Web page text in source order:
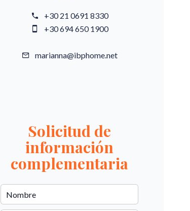
+30 21 0691 8330
+30 694 650 1900
marianna@ibphome.net
Solicitud de
información
complementaria